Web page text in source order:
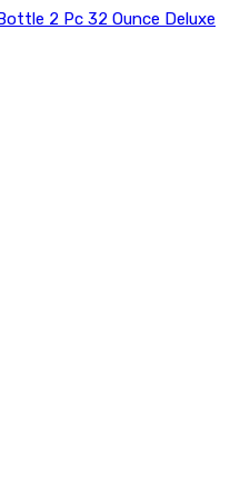
2 Pc 32 Ounce Deluxe